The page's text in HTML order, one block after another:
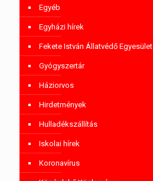
Egyéb
Egyházi hírek
Fekete István Állatvédő Egyesület
Gyógyszertár
Háziorvos
Hirdetmények
Hulladékszállítás
Iskolai hírek
Koronavírus